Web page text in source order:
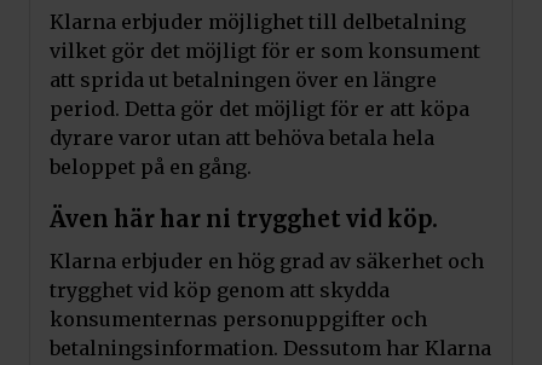
Klarna erbjuder möjlighet till delbetalning
vilket gör det möjligt för er som konsument
att sprida ut betalningen över en längre
period. Detta gör det möjligt för er att köpa
dyrare varor utan att behöva betala hela
beloppet på en gång.
Även här har ni trygghet vid köp.
Klarna erbjuder en hög grad av säkerhet och
trygghet vid köp genom att skydda
konsumenternas personuppgifter och
betalningsinformation. Dessutom har Klarna